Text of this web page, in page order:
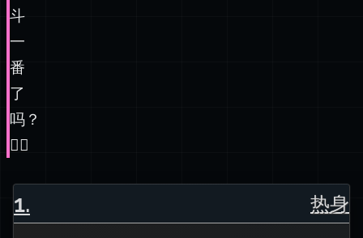
斗
一
番
了
吗？
🤼‍♂️
1. 热身